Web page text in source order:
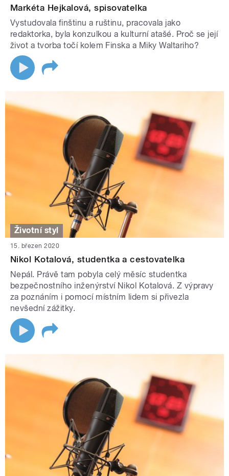
Markéta Hejkalová, spisovatelka
Vystudovala finštinu a ruštinu, pracovala jako
redaktorka, byla konzulkou a kulturní atašé. Proč se její
život a tvorba točí kolem Finska a Miky Waltariho?
Životní styl
15. březen 2020
Nikol Kotalová, studentka a cestovatelka
Nepál. Právě tam pobyla celý měsíc studentka
bezpečnostního inženýrství Nikol Kotalová. Z výpravy
za poznáním i pomocí místním lidem si přivezla
nevšední zážitky.